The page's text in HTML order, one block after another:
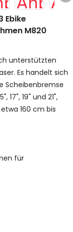
Ebike
M820
unterstützten
Es handelt sich
Scheibenbremse
17", 19" und 21",
160 cm bis
für